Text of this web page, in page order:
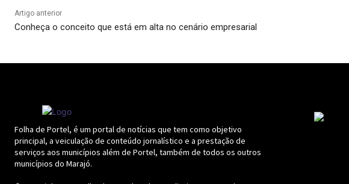
Artigo anterior
Conheça o conceito que está em alta no cenário empresarial
Folha de Portel, é um portal de notícias que tem como objetivo
principal, a veiculação de conteúdo jornalístico e a prestação de
serviços aos municípios além de Portel, também de todos os outros
municípios do Marajó.